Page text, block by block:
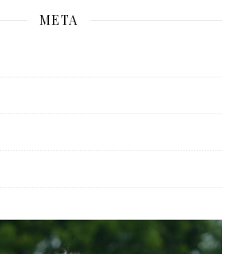
META